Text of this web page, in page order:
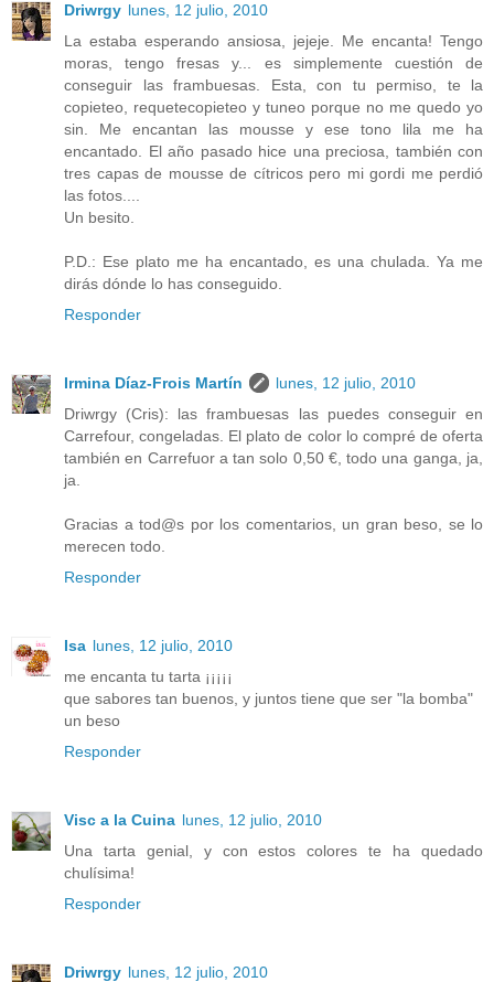
Driwrgy lunes, 12 julio, 2010
La estaba esperando ansiosa, jejeje. Me encanta! Tengo
moras, tengo fresas y... es simplemente cuestión de
conseguir las frambuesas. Esta, con tu permiso, te la
copieteo, requetecopieteo y tuneo porque no me quedo yo
sin. Me encantan las mousse y ese tono lila me ha
encantado. El año pasado hice una preciosa, también con
tres capas de mousse de cítricos pero mi gordi me perdió
las fotos....
Un besito.
P.D.: Ese plato me ha encantado, es una chulada. Ya me
dirás dónde lo has conseguido.
Responder
Irmina Díaz-Frois Martín
lunes, 12 julio, 2010
Driwrgy (Cris): las frambuesas las puedes conseguir en
Carrefour, congeladas. El plato de color lo compré de oferta
también en Carrefuor a tan solo 0,50 €, todo una ganga, ja,
ja.
Gracias a tod@s por los comentarios, un gran beso, se lo
merecen todo.
Responder
Isa lunes, 12 julio, 2010
me encanta tu tarta ¡¡¡¡¡
que sabores tan buenos, y juntos tiene que ser "la bomba"
un beso
Responder
Visc a la Cuina lunes, 12 julio, 2010
Una tarta genial, y con estos colores te ha quedado
chulísima!
Responder
Driwrgy lunes, 12 julio, 2010